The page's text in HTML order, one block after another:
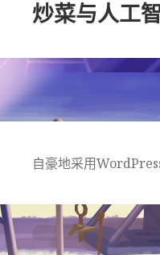
下
文
章：
炒菜与人工
自豪地采用